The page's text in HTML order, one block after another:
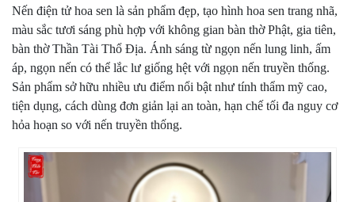
Nến điện tử hoa sen là sản phẩm đẹp, tạo hình hoa sen trang nhã,
màu sắc tươi sáng phù hợp với không gian bàn thờ Phật, gia tiên,
bàn thờ Thần Tài Thổ Địa. Ánh sáng từ ngọn nến lung linh, ấm
áp, ngọn nến có thể lắc lư giống hệt với ngọn nến truyền thống.
Sản phẩm sở hữu nhiều ưu điểm nổi bật như tính thẩm mỹ cao,
tiện dụng, cách dùng đơn giản lại an toàn, hạn chế tối đa nguy cơ
hỏa hoạn so với nến truyền thống.